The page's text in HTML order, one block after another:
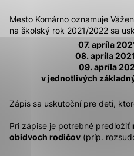
Mesto Komárno oznamuje
na školský rok 2021/2022 sa
07. apríla
08. apríla
09. apríla
v jednotlivých
Zápis sa uskutoční pre deti,
Pri zápise je potrebné predložiť
obidvoch rodičov (príp.
týchto súborov cookie
Analytické cookies
Analytické cookies
pochopiť, ako návštevníci
skúsenosť. Všetky dáta sa